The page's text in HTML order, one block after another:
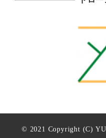
© 2021 Copyright (C)